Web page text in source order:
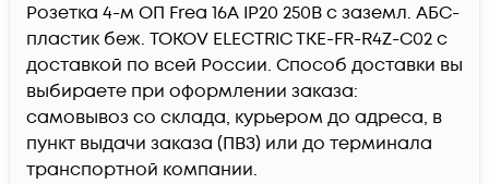
Розетка 4-м ОП Frea 16А IP20 250В с заземл. АБС-
пластик беж. TOKOV ELECTRIC TKE-FR-R4Z-C02 c
доставкой по всей России. Способ доставки вы
выбираете при оформлении заказа:
самовывоз со склада, курьером до адреса, в
пункт выдачи заказа (ПВЗ) или до терминала
транспортной компании.